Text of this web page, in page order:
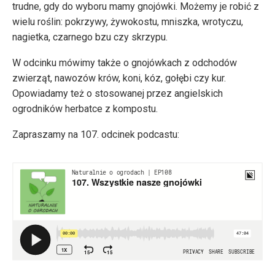
trudne, gdy do wyboru mamy gnojówki. Możemy je robić z
wielu roślin: pokrzywy, żywokostu, mniszka, wrotyczu,
nagietka, czarnego bzu czy skrzypu.
W odcinku mówimy także o gnojówkach z odchodów
zwierząt, nawozów krów, koni, kóz, gołębi czy kur.
Opowiadamy też o stosowanej przez angielskich
ogrodników herbatce z kompostu.
Zapraszamy na 107. odcinek podcastu: